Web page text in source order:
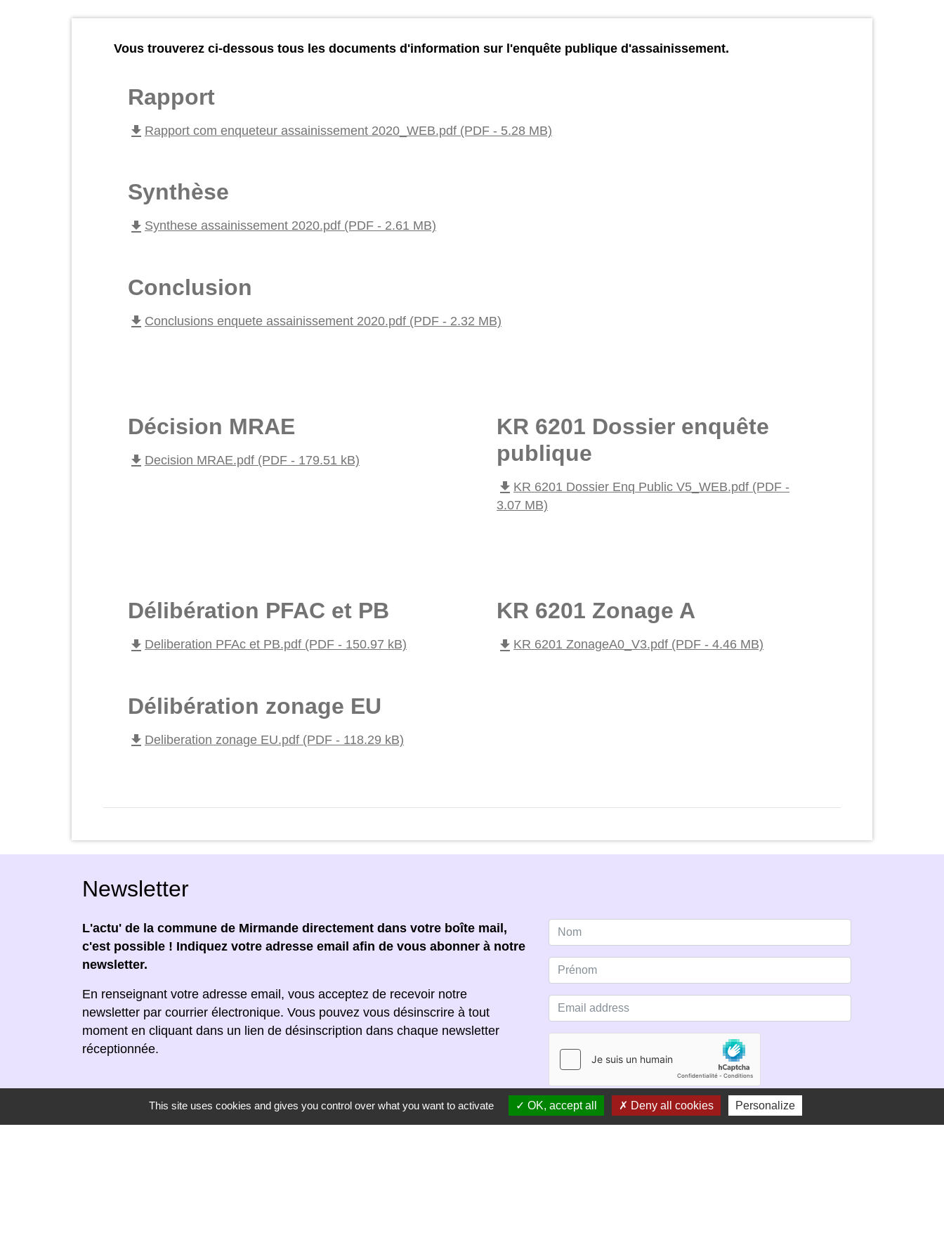
Vous trouverez ci-dessous tous les documents d'information sur l'enquête publique d'assainissement.
Rapport
file_download Rapport com enqueteur assainissement 2020_WEB.pdf (PDF - 5.28 MB)
Synthèse
file_download Synthese assainissement 2020.pdf (PDF - 2.61 MB)
Conclusion
file_download Conclusions enquete assainissement 2020.pdf (PDF - 2.32 MB)
Décision MRAE
file_download Decision MRAE.pdf (PDF - 179.51 kB)
KR 6201 Dossier enquête
publique
file_download KR 6201 Dossier Enq Public V5_WEB.pdf (PDF -
3.07 MB)
Délibération PFAC et PB
file_download Deliberation PFAc et PB.pdf (PDF - 150.97 kB)
Délibération zonage EU
file_download Deliberation zonage EU.pdf (PDF - 118.29 kB)
KR 6201 Zonage A
file_download KR 6201 ZonageA0_V3.pdf (PDF - 4.46 MB)
Newsletter
L'actu' de la commune de Mirmande directement dans votre boîte mail,
c'est possible ! Indiquez votre adresse email afin de vous abonner à notre
newsletter.
En renseignant votre adresse email, vous acceptez de recevoir notre
newsletter par courrier électronique. Vous pouvez vous désinscrire à tout
moment en cliquant dans un lien de désinscription dans chaque newsletter
réceptionnée.
S'ABONNER
This site uses cookies and gives you control over what you want to activate OK, accept all Deny all cookies Personalize